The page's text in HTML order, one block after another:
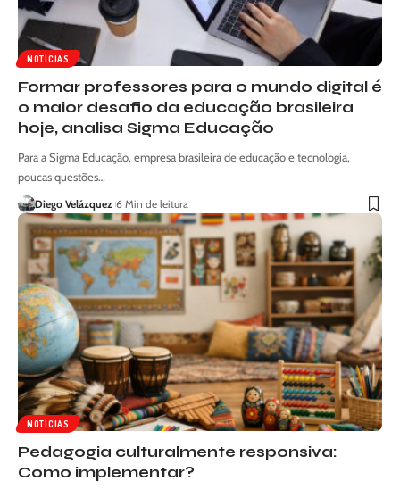
NOTÍCIAS
Formar professores para o mundo digital é
o maior desafio da educação brasileira
hoje, analisa Sigma Educação
Para a Sigma Educação, empresa brasileira de educação e tecnologia,
poucas questões…
Diego Velázquez 6 Min de leitura
NOTÍCIAS
Pedagogia culturalmente responsiva:
Como implementar?